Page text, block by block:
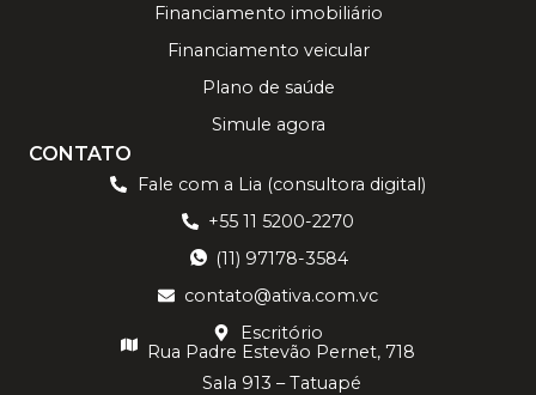
Financiamento imobiliário
Financiamento veicular
Plano de saúde
Simule agora
CONTATO
Fale com a Lia (consultora digital)
+55 11 5200-2270
(11) 97178-3584
contato@ativa.com.vc
Escritório
Rua Padre Estevão Pernet, 718
Sala 913 – Tatuapé